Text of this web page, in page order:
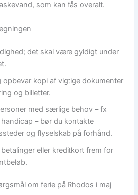
som kan fås overalt.
det skal være gyldigt under
opbevar kopi af vigtige dokumenter
og billetter.
med særlige behov – fx
handicap – bør du kontakte
og flyselskab på forhånd.
eller kreditkort frem for
om ferie på Rhodos i maj